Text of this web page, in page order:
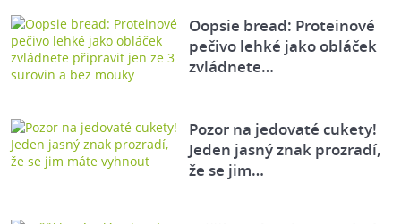
Oopsie bread: Proteinové
pečivo lehké jako obláček
zvládnete…
Pozor na jedovaté cukety!
Jeden jasný znak prozradí,
že se jim…